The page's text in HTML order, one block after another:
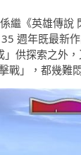
繼《英雄傳
週年既最新
供探索之外
戰」，都幾難